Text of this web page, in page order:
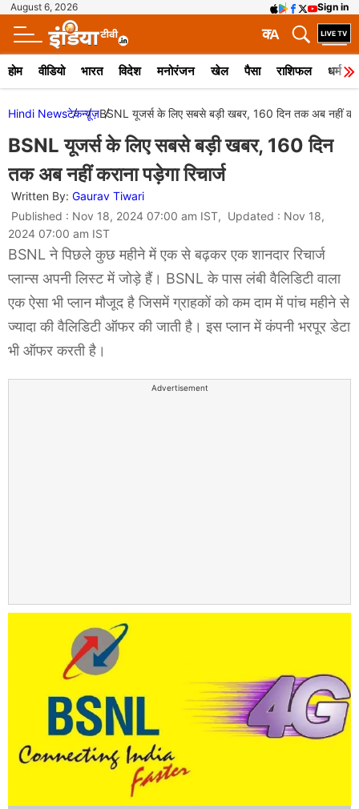
August 6, 2026 Sign in
A
क
होम वीडियो भारत विदेश मनोरंजन खेल पैसा राशिफल धर्म
Hindi Newsटेकन्यूज़BSNL यूजर्स के लिए सबसे बड़ी खबर, 160 दिन तक अब नहीं
BSNL यूजर्स के लिए सबसे बड़ी खबर, 160 दिन
तक अब नहीं कराना पड़ेगा रिचार्ज
Written By: Gaurav Tiwari
Published : Nov 18, 2024 07:00 am IST, Updated : Nov 18,
2024 07:00 am IST
BSNL ने पिछले कुछ महीने में एक से बढ़कर एक शानदार रिचार्ज
प्लान्स अपनी लिस्ट में जोड़े हैं। BSNL के पास लंबी वैलिडिटी वाला
एक ऐसा भी प्लान मौजूद है जिसमें ग्राहकों को कम दाम में पांच महीने से
ज्यादा की वैलिडिटी ऑफर की जाती है। इस प्लान में कंपनी भरपूर डेटा
भी ऑफर करती है।
Advertisement